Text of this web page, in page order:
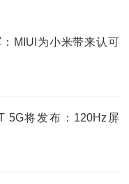
MIUI为小米带来认可
5G将发布：120Hz屏